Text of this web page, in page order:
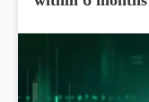
Authum
within 6 months